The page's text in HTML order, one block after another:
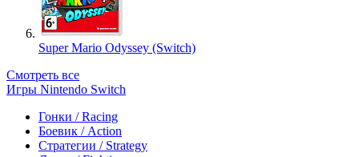
Super Mario Odyssey (Switch)
Смотреть все
Игры Nintendo Switch
Гонки / Racing
Боевик / Action
Стратегии / Strategy